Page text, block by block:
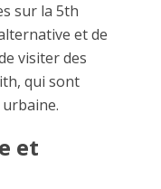
sur la 5th
et de
visiter des
qui sont
et